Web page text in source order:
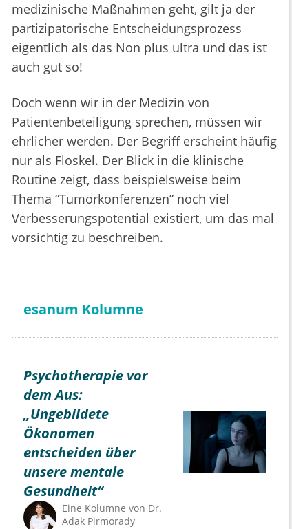
medizinische Maßnahmen geht, gilt ja der
partizipatorische Entscheidungsprozess
eigentlich als das Non plus ultra und das ist
auch gut so!
Doch wenn wir in der Medizin von
Patientenbeteiligung sprechen, müssen wir
ehrlicher werden. Der Begriff erscheint häufig
nur als Floskel. Der Blick in die klinische
Routine zeigt, dass beispielsweise beim
Thema “Tumorkonferenzen” noch viel
Verbesserungspotential existiert, um das mal
vorsichtig zu beschreiben.
esanum Kolumne
Psychotherapie vor
dem Aus:
„Ungebildete
Ökonomen
entscheiden über
unsere mentale
Gesundheit“
Eine Kolumne von Dr.
Adak Pirmorady